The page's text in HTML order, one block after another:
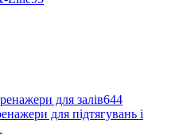
для залів644
для підтягувань і